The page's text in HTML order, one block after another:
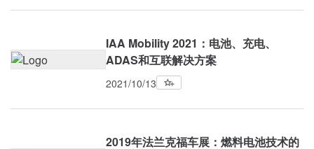
IAA Mobility 2021：电池、充电、
ADAS和互联解决方案
2021/10/13
2019年法兰克福车展：燃料电池技术的